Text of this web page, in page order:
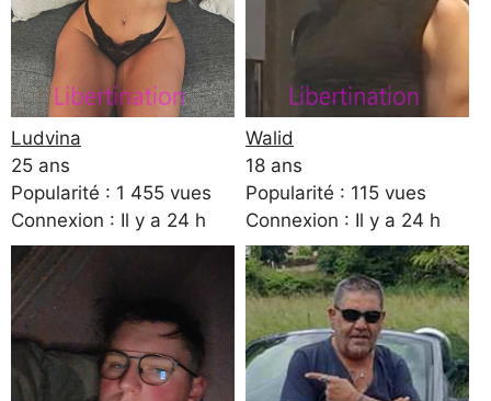
Ludvina
25 ans
Popularité : 1 455 vues
Connexion : Il y a 24 h
Walid
18 ans
Popularité : 115 vues
Connexion : Il y a 24 h